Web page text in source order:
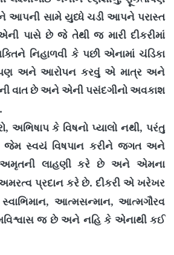
સામે યુધ્ધે ચડી આપને પરાસ્ત
પાસે છે જે તેથી જ મારી દીકરીમાં
નિહાળવી કે પછી એનામાં ચંડિકા
અને આરોપન કરવું એ માત્ર અને
વાત છે અને એની પસંદગીનો અવકાશ
.
, અભિષાપ કે વિષનો પ્યાલો નથી,પરંતુ
જેમ સ્વયં વિષપાન કરીને જગત અને
અમૃતની લાહણી કરે છે અને એમના
પ્રદાન કરે છે.દીકરી એ ખરેખર
સ્વાભિમાન, આત્મસન્માન,આત્મગૌરવ
જ છે અને નહિ કે એનાથી કઈ